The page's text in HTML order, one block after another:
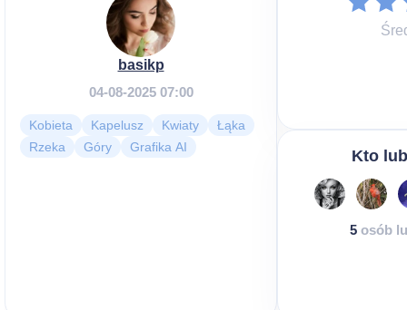
basikp
04-08-2025 07:00
Kobieta Kapelusz Kwiaty
Łąka
Rzeka
Góry Grafika AI Kto
5osób